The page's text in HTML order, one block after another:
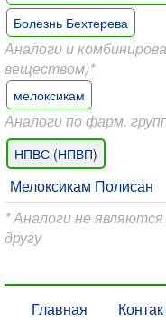
Болезнь Бехтерева
Аналоги и
веществом)*
мелоксикам
Аналоги по фарм.
НПВС (НПВП)
Мелоксикам Полисан
* Аналоги не
другу
Главная